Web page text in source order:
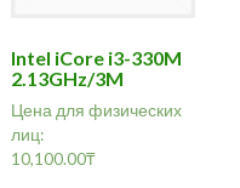
Intel iCore i3-330M
2.13GHz/3M
Цена для физических
лиц:
10,100.00₸